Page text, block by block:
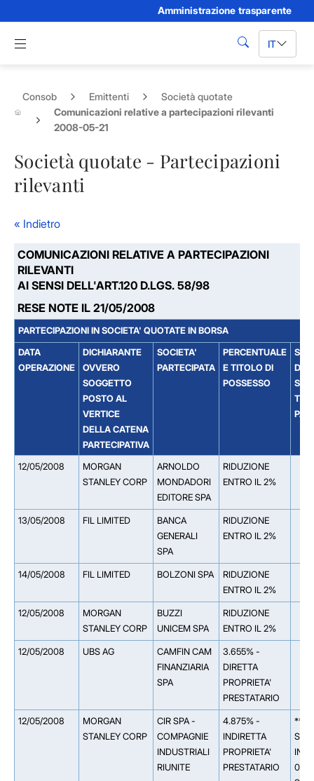
Amministrazione trasparente
Apri menu di navigazione
cerca IT
Consob Emittenti
Società quotate
Comunicazioni relative a partecipazioni rilevanti
2008-05-21
Società quotate - Partecipazioni
rilevanti
« Indietro
COMUNICAZIONI RELATIVE A PARTECIPAZIONI
RILEVANTI
AI SENSI DELL'ART.120 D.LGS. 58/98
RESE NOTE IL 21/05/2008
PARTECIPAZIONI IN SOCIETA' QUOTATE IN BORSA
DATA
OPERAZIONE
DICHIARANTE
OVVERO
SOGGETTO
POSTO AL
VERTICE
DELLA CATENA
PARTECIPATIVA
SOCIETA'
PARTECIPATA
PERCENTUALE
E TITOLO DI
POSSESSO
DAL
12/05/2008
MORGAN
STANLEY CORP
ARNOLDO
MONDADORI
EDITORE SPA
RIDUZIONE
ENTRO IL 2%
13/05/2008 FIL LIMITED
BANCA
GENERALI
SPA
RIDUZIONE
ENTRO IL 2%
14/05/2008 FIL LIMITED BOLZONI SPA
RIDUZIONE
ENTRO IL 2%
12/05/2008
MORGAN
STANLEY CORP
BUZZI
UNICEM SPA
RIDUZIONE
ENTRO IL 2%
12/05/2008 UBS AG
CAMFIN CAM
FINANZIARIA
SPA
3.655% -
DIRETTA
PROPRIETA'
PRESTATARIO
12/05/2008
MORGAN
STANLEY CORP
CIR SPA -
COMPAGNIE
INDUSTRIALI
RIUNITE
4.875% -
INDIRETTA
PROPRIETA'
PRESTATARIO
**